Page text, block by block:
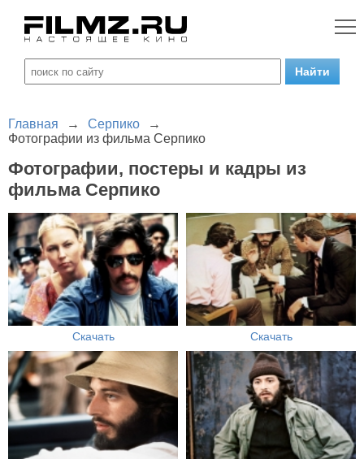
Главная → Серпико
→
Фотографии из фильма Серпико
Фотографии, постеры и кадры из
фильма Серпико
Скачать Скачать